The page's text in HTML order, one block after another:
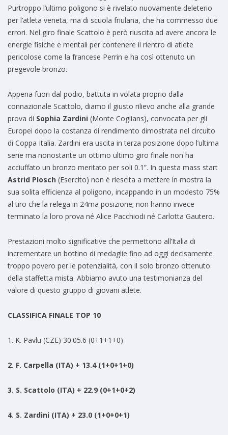
Purtroppo l’ultimo poligono si è rivelato nuovamente deleterio
per l’atleta veneta, ma di scuola friulana, che ha commesso due
errori. Nel giro finale Scattolo è però riuscita ad avere ancora le
energie fisiche e mentali per contenere il rientro di atlete
pericolose come la francese Perrin e ha così ottenuto un
pregevole bronzo.
Appena fuori dal podio, battuta in volata proprio dalla
connazionale Scattolo, diamo il giusto rilievo anche alla grande
prova di Sophia Zardini (Monte Coglians), convocata per gli
Europei dopo la costanza di rendimento dimostrata nel circuito
di Coppa Italia. Zardini era uscita in terza posizione dopo l’ultima
serie ma nonostante un ottimo ultimo giro finale non ha
acciuffato un bronzo meritato per soli 0.1”. In questa mass start
Astrid Plosch (Esercito) non è riescita a mettere in mostra la
sua solita efficienza al poligono, incappando in un modesto 75%
al tiro che la relega in 24ma posizione; non hanno invece
terminato la loro prova né Alice Pacchiodi né Carlotta Gautero.
Prestazioni molto significative che permettono all’Italia di
incrementare un bottino di medaglie fino ad oggi decisamente
troppo povero per le potenzialità, con il solo bronzo ottenuto
della staffetta mista. Abbiamo avuto una testimonianza del
valore di questo gruppo di giovani atlete.
CLASSIFICA FINALE TOP 10
1. K. Pavlu (CZE) 30:05.6 (0+1+1+0)
2. F. Carpella (ITA) + 13.4 (1+0+1+0)
3. S. Scattolo (ITA) + 22.9 (0+1+0+2)
4. S. Zardini (ITA) + 23.0 (1+0+0+1)